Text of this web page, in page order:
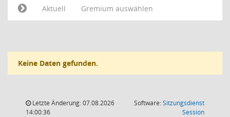
Aktuell
Gremium auswählen
Keine Daten gefunden.
Letzte Änderung: 07.08.2026
14:00:36
Software:Sitzungsdienst
Session(Wird in